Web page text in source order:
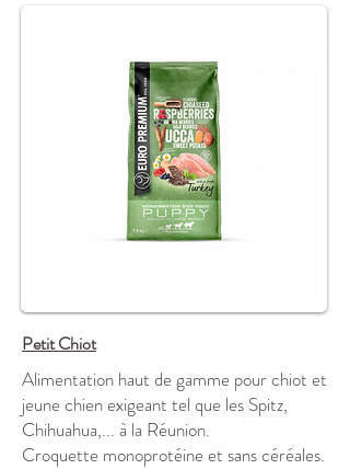
Petit Chiot
Alimentation haut de gamme pour chiot et
jeune chien exigeant tel que les Spitz,
Chihuahua,... à la Réunion.
Croquette monoprotéine et sans céréales.